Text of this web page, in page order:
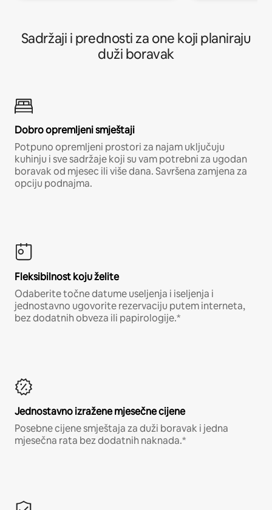
Sadržaji i prednosti za one koji planiraju
duži boravak
Dobro opremljeni smještaji
Potpuno opremljeni prostori za najam uključuju
kuhinju i sve sadržaje koji su vam potrebni za ugodan
boravak od mjesec ili više dana. Savršena zamjena za
opciju podnajma.
Fleksibilnost koju želite
Odaberite točne datume useljenja i iseljenja i
jednostavno ugovorite rezervaciju putem interneta,
bez dodatnih obveza ili papirologije.*
Jednostavno izražene mjesečne cijene
Posebne cijene smještaja za duži boravak i jedna
mjesečna rata bez dodatnih naknada.*